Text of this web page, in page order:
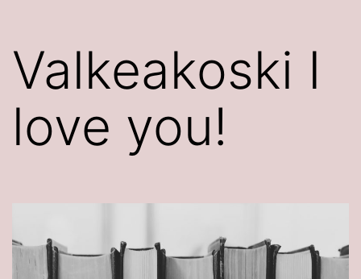
Valkeakoski I
love you!